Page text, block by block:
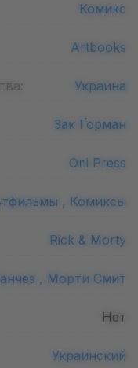
Комикс
Artbooks
Украина
Зак Ґорман
Oni Press
, Комиксы
Rick & Morty
, Морти Смит
Нет
Украинский